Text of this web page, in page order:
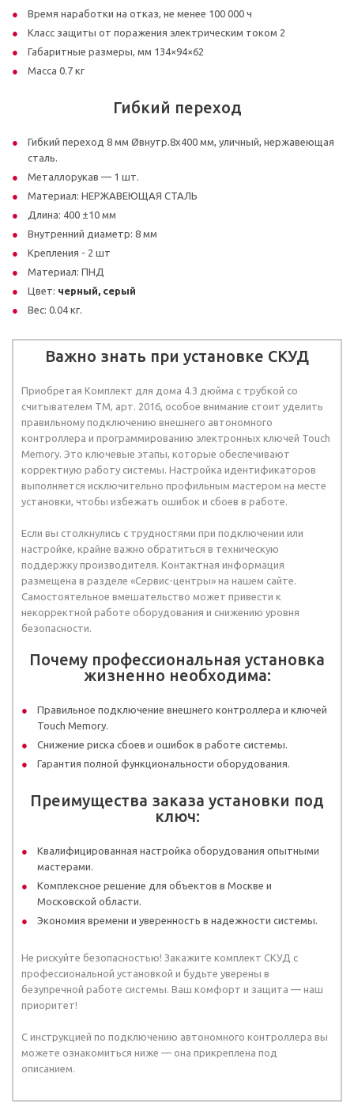
Время наработки на отказ, не менее 100 000 ч
Класс защиты от поражения электрическим током 2
Габаритные размеры, мм 134×94×62
Масса 0.7 кг
Гибкий переход
Гибкий переход 8 мм Øвнутр.8х400 мм, уличный, нержавеющая
сталь.
Металлорукав — 1 шт.
Материал: НЕРЖАВЕЮЩАЯ СТАЛЬ
Длина: 400 ±10 мм
Внутренний диаметр: 8 мм
Крепления - 2 шт
Материал: ПНД
Цвет: черный, серый
Вес: 0.04 кг.
Важно знать при установке СКУД
Приобретая Комплект для дома 4.3 дюйма с трубкой со
считывателем TM, арт. 2016, особое внимание стоит уделить
правильному подключению внешнего автономного
контроллера и программированию электронных ключей Touch
Memory. Это ключевые этапы, которые обеспечивают
корректную работу системы. Настройка идентификаторов
выполняется исключительно профильным мастером на месте
установки, чтобы избежать ошибок и сбоев в работе.
Если вы столкнулись с трудностями при подключении или
настройке, крайне важно обратиться в техническую
поддержку производителя. Контактная информация
размещена в разделе «Сервис-центры» на нашем сайте.
Самостоятельное вмешательство может привести к
некорректной работе оборудования и снижению уровня
безопасности.
Почему профессиональная установка
жизненно необходима:
Правильное подключение внешнего контроллера и ключей
Touch Memory.
Снижение риска сбоев и ошибок в работе системы.
Гарантия полной функциональности оборудования.
Преимущества заказа установки под
ключ:
Квалифицированная настройка оборудования опытными
мастерами.
Комплексное решение для объектов в Москве и
Московской области.
Экономия времени и уверенность в надежности системы.
Не рискуйте безопасностью! Закажите комплект СКУД с
профессиональной установкой и будьте уверены в
безупречной работе системы. Ваш комфорт и защита — наш
приоритет!
С инструкцией по подключению автономного контроллера вы
можете ознакомиться ниже — она прикреплена под
описанием.